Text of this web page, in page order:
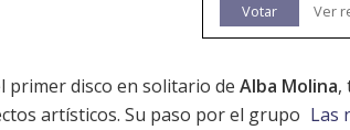
Votar Ver
primer disco en solitario de Alba Molina,
artísticos. Su paso por el grupo Las